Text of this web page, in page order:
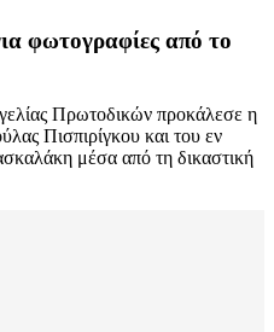
φωτογραφίες από το
Πρωτοδικών προκάλεσε η
Πισπιρίγκου και του εν
μέσα από τη δικαστική